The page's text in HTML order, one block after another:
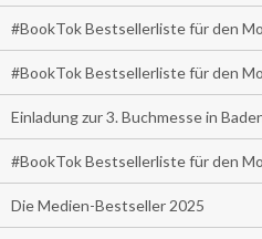
#BookTok Bestsellerliste für den
#BookTok Bestsellerliste für den
Einladung zur 3. Buchmesse in
#BookTok Bestsellerliste für den
Die Medien-Bestseller 2025